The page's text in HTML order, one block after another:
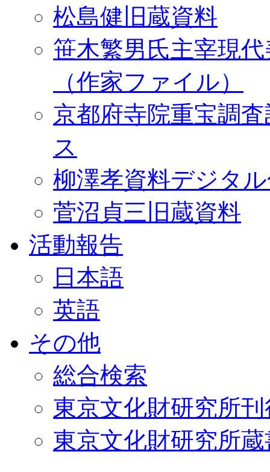
松島健旧蔵資料
笹木繁男氏主宰現
（作家ファイル）
京都府寺院重宝調
ス
柳澤孝資料デジタ
菅沼貞三旧蔵資料
活動報告
日本語
英語
その他
総合検索
東京文化財研究所
東京文化財研究所